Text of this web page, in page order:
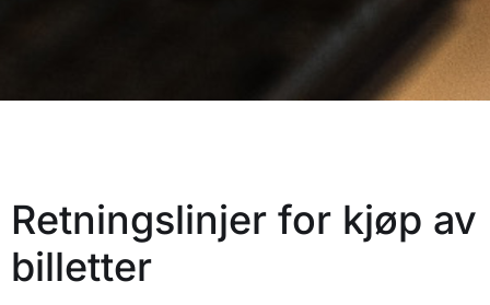
Retningslinjer for kjøp av
billetter